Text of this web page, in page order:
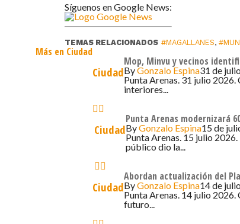
Síguenos en Google News:
TEMAS RELACIONADOS #MAGALLANES,
Más en Ciudad
Ciudad
Mop, Minvu y vecinos
ByGonzalo Espina31 de
Punta Arenas. 31 julio 2026.
interiores...
Ciudad
Punta Arenas modernizará
ByGonzalo Espina15 de
Punta Arenas. 15 julio
público dio la...
Ciudad
Abordan actualización del
ByGonzalo Espina14 de
Punta Arenas. 14 julio
futuro...